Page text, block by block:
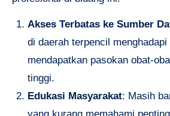
Akses Terbatas ke Sumber
di daerah terpencil
mendapatkan pasokan obat-
tinggi.
Edukasi Masyarakat: Masih